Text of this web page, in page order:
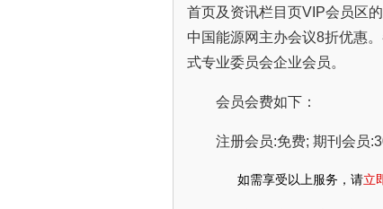
首页及资讯栏目页VIP会员区
中国能源网主办会议8折优惠
式专业委员会企业会员。
会员会费如下：
注册会员:免费; 期刊会员
如需享受以上服务，请立